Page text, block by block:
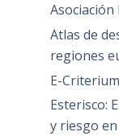
Asociación
Atlas de
regiones
E-Criterium
Esterisco:
y riesgo